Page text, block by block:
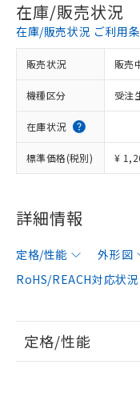
在庫/販売状況
在庫/販売状況 ご利用
販売状況 販売
機種区分 受注
在庫状況
標準価格(税別) ¥
詳細情報
定格/性能 外形図
RoHS/REACH対応状況
定格/性能